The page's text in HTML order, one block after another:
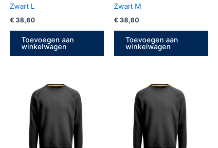
Zwart L
€ 38,60
Toevoegen aan
winkelwagen
Zwart M
€ 38,60
Toevoegen aan
winkelwagen